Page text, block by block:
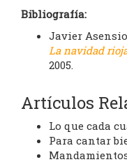
Bibliografía:
Javier
La navidad
2005.
Artículos
Lo que cada
Para cantar